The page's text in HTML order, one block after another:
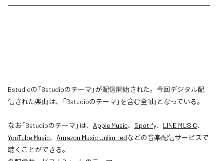
Bstudioの「Bstudioのテーマ」が配信開始された。今回デジタル配
信された楽曲は、「Bstudioのテーマ」を含む全1曲となっている。
なお「Bstudioのテーマ 」は、 Apple Music、 Spotify、 LINE MUSIC、
YouTube Music、 Amazon Music Unlimitedなどの音楽配信サービスで
聴くことができる。